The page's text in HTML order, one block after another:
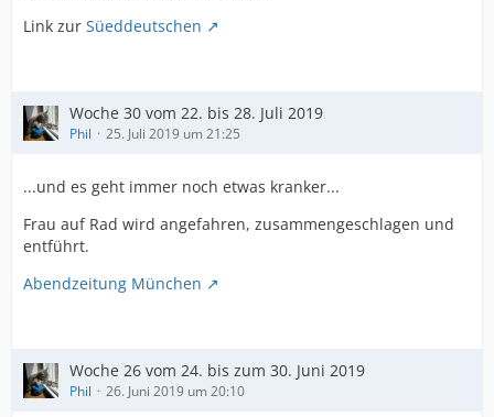
Link zur Süeddeutschen
Woche 30 vom 22. bis 28. Juli 2019
Phil 25. Juli 2019 um 21:25
...und es geht immer noch etwas kranker...
Frau auf Rad wird angefahren, zusammengeschlagen und
entführt.
Abendzeitung München
Woche 26 vom 24. bis zum 30. Juni 2019
Phil 26. Juni 2019 um 20:10